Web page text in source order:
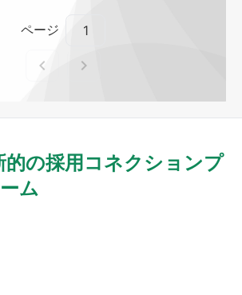
ページ
の採用コネクションプ
ム